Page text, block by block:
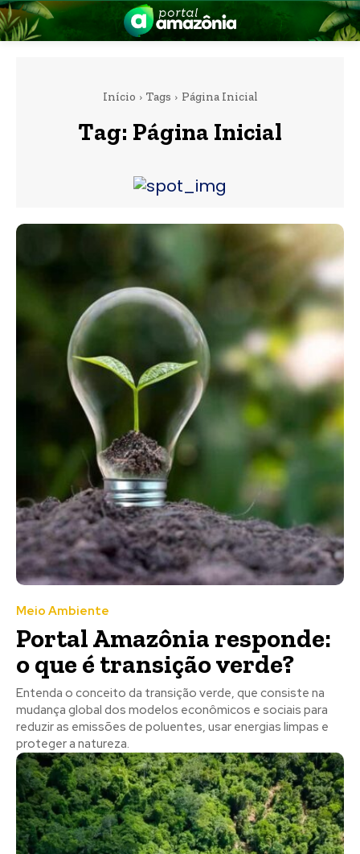
Amazônia
Início Tags Página Inicial
Tag: Página Inicial
Meio Ambiente
Portal Amazônia responde:
o que é transição verde?
Entenda o conceito da transição verde, que consiste na
mudança global dos modelos econômicos e sociais para
reduzir as emissões de poluentes, usar energias limpas e
proteger a natureza.